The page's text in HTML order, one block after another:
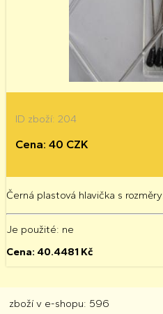
ID zboží: 204
Cena: 40 CZK
Černá plastová hlavička s
Je použité: ne
Cena: 40.4481Kč
zboží v e-shopu: 596